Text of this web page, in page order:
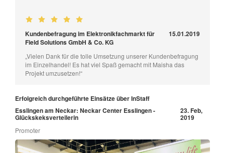
Kundenbefragung im Elektronikfachmarkt für
Field Solutions GmbH & Co. KG
15.01.2019
„Vielen Dank für die tolle Umsetzung unserer Kundenbefragung
im Einzelhandel! Es hat viel Spaß gemacht mit Maisha das
Projekt umzusetzen!“
Erfolgreich durchgeführte Einsätze über InStaff
Esslingen am Neckar: Neckar Center Esslingen -
Glückskeksverteilerin
23. Feb,
2019
Promoter